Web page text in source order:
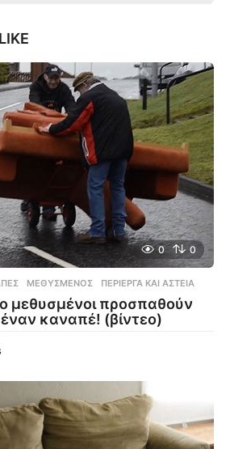
0 0
,ΜΕΘΥΣΜΈΝΟΣ ,ΠΕΡΊΕΡΓΑ ΚΑΙ ΑΣΤΕΊΑ
μεθυσμένοι προσπαθούν
καναπέ! (βίντεο)